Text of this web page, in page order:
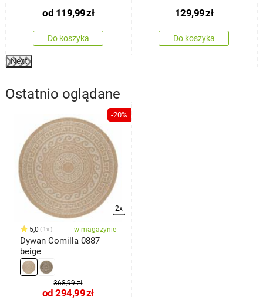
od 119,99zł
Do koszyka
129,99zł
Do koszyka
Next
Ostatnio oglądane
-20%
2x
5,0 1x w magazynie
Dywan Comilla 0887
beige
368,99 zł
od 294,99zł